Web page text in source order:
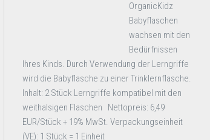
OrganicKidz
Babyflaschen
wachsen mit den
Bedürfnissen
Ihres Kinds. Durch Verwendung der Lerngriffe
wird die Babyflasche zu einer Trinklernflasche.
Inhalt: 2 Stück Lerngriffe kompatibel mit den
weithalsigen Flaschen Nettopreis: 6,49
EUR/Stück + 19% MwSt. Verpackungseinheit
(VE): 1 Stück = 1 Einheit